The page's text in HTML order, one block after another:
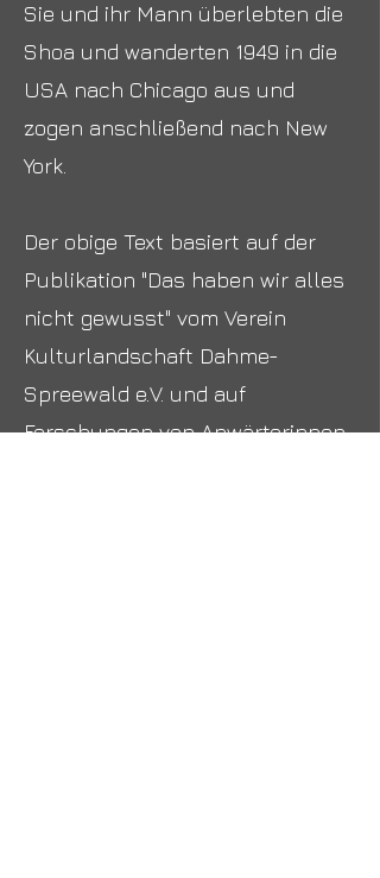
Sie und ihr Mann überlebten die
Shoa und wanderten 1949 in die
USA nach Chicago aus und
zogen anschließend nach New
York.
Der obige Text basiert auf der
Publikation "Das haben wir alles
nicht gewusst" vom Verein
Kulturlandschaft Dahme-
Spreewald e.V. und auf
Forschungen von Anwärterinnen